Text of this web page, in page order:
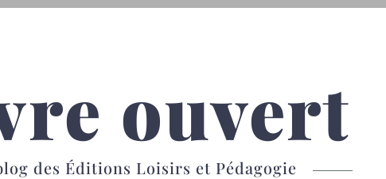
ouvert
des Éditions Loisirs et Pédagogie